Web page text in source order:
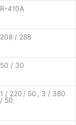
R-410A
208 / 288
50 / 30
1 / 220 / 50 , 3 / 380
/ 50